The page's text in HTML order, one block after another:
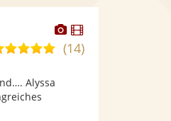
Dieser
Künstler
stellt
Dieser
Künstler
5,0(14)
Alyssa